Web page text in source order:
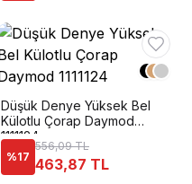
Düşük Denye Yüksek Bel
Külotlu Çorap Daymod
1111124
%17
556,09 TL
463,87 TL